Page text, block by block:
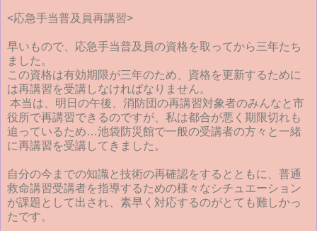
<応急手当普及員再講習>
早いもので、応急手当普及員の資格を取ってから三年たち
ました。
この資格は有効期限が三年のため、資格を更新するために
は再講習を受講しなければなりません。
本当は、明日の午後、消防団の再講習対象者のみんなと市
役所で再講習できるのですが、私は都合が悪く期限切れも
迫っているため…池袋防災館で一般の受講者の方々と一緒
に再講習を受講してきました。
自分の今までの知識と技術の再確認をするとともに、普通
救命講習受講者を指導するための様々なシチュエーション
が課題として出され、素早く対応するのがとても難しかっ
たです。